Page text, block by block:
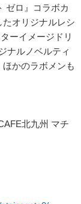
ゼロ』コラボカ
オリジナルレシ
ーイメージドリ
ナルノベルティ
かのラボメンも
北九州 マチ